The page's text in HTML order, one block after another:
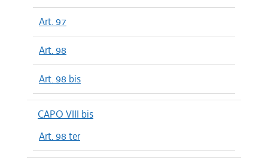
Art. 97
Art. 98
Art. 98 bis
CAPO VIII bis
Art. 98 ter